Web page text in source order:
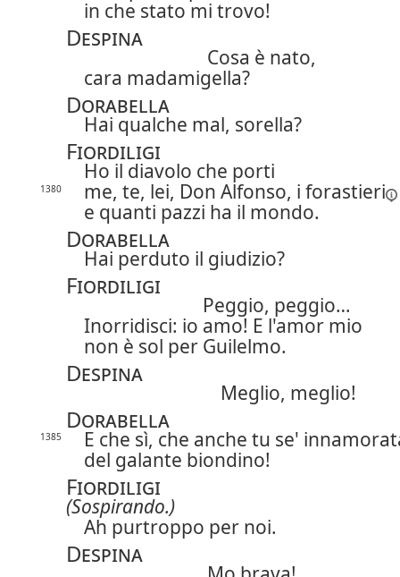
in che stato mi trovo!
Despina
Cosa è nato,
cara madamigella?
Dorabella
Hai qualche mal, sorella?
Fiordiligi
Ho il diavolo che porti
1380 me, te, lei, Don Alfonso, i forastieri
e quanti pazzi ha il mondo.
Dorabella
Hai perduto il giudizio?
Fiordiligi
Peggio, peggio…
Inorridisci: io amo! E l'amor mio
non è sol per Guilelmo.
Despina
Meglio, meglio!
Dorabella
1385
E che sì, che anche tu se'
del galante biondino!
Fiordiligi
(Sospirando.)
Ah purtroppo per noi.
Despina